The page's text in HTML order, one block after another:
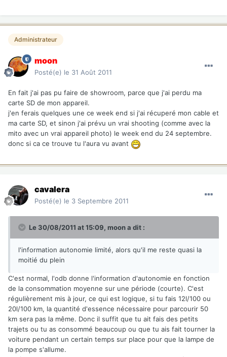
Administrateur
moon
Posté(e) le 31 Août 2011
En fait j'ai pas pu faire de showroom, parce que j'ai perdu ma
carte SD de mon appareil.
j'en ferais quelques une ce week end si j'ai récuperé mon cable et
ma carte SD, et sinon j'ai prévu un vrai shooting (comme avec la
mito avec un vrai appareil photo) le week end du 24 septembre.
donc si ca ce trouve tu l'aura vu avant
cavalera
Posté(e) le 3 Septembre 2011
Le 30/08/2011 at 15:09, moon a dit :
l'information autonomie limité, alors qu'il me reste quasi la
moitié du plein
C'est normal, l'odb donne l'information d'autonomie en fonction
de la consommation moyenne sur une période (courte). C'est
régulièrement mis à jour, ce qui est logique, si tu fais 12l/100 ou
20l/100 km, la quantité d'essence nécessaire pour parcourir 50
km sera pas la même. Donc il suffit que tu ait fais des petits
trajets ou tu as consommé beaucoup ou que tu ais fait tourner la
voiture pendant un certain temps sur place pour que la lampe de
la pompe s'allume.